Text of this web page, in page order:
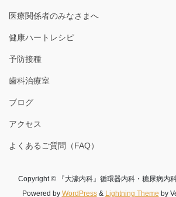
医療関係者のみなさまへ
健康ハートレシピ
予防接種
歯科治療室
ブログ
アクセス
よくあるご質問（FAQ）
Copyright © 『大濠内科』循環器内科・糖尿病内
Powered by WordPress& Lightning Theme by